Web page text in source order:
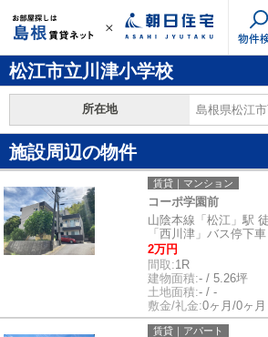
物件
松江市立川津小学校
所在地 島根県松江
施設周辺の物件
賃貸｜マンション
コーポ学園前
山陰本線「松江」駅
「西川津」バス停下
2万円
間取:1R
建物面積:- / 5.26坪
土地面積:- / -
敷金/礼金:0ヶ月/0ヶ月
賃貸｜アパート